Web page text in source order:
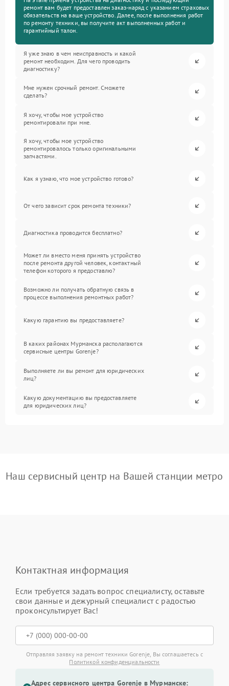
ремонт вам будет предоставлен заказ-наряд с указанием страховых
обязательств на ваше устройство. Далее, после выполнения работ
по ремонту техники, вы получите акт выполненных работ и
гарантийный талон.
Я уже знаю в чем неисправность и какой
ремонт необходим. Для чего проводить
диагностику?
Мне нужен срочный ремонт. Сможете
сделать?
Я хочу, чтобы мое устройство
ремонтировали при мне.
Я хочу, чтобы мое устройство
ремонтировалось только оригинальными
запчастями.
Как я узнаю, что мое устройство готово?
От чего зависит срок ремонта техники?
Диагностика проводится бесплатно?
Может ли вместо меня принять устройство
после ремонта другой человек, контактный
телефон которого я предоставлю?
Возможно ли получать обратную связь в
процессе выполнения ремонтных работ?
Какую гарантию вы предоставляете?
В каких районах Мурманска располагаются
сервисные центры Gorenje?
Выполняете ли вы ремонт для юридических
лиц?
Какую документацию вы предоставляете
для юридических лиц?
Наш сервисный центр на Вашей станции метро
Контактная информация
Если требуется задать вопрос специалисту, оставьте
свои данные и дежурный специалист с радостью
проконсультирует Вас!
Отправляя заявку на ремонт техники Gorenje, Вы соглашаетесь с
Политикой конфиденциальности
Адрес сервисного центра Gorenje в Мурманске: